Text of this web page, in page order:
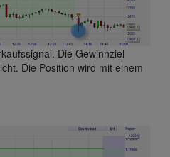
Die Gewinnziel
Die Position wird mit einem